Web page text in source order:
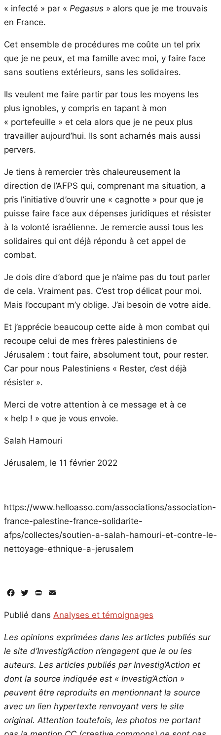
« infecté » par « Pegasus » alors que je me trouvais
en France.
Cet ensemble de procédures me coûte un tel prix
que je ne peux, et ma famille avec moi, y faire face
sans soutiens extérieurs, sans les solidaires.
Ils veulent me faire partir par tous les moyens les
plus ignobles, y compris en tapant à mon
« portefeuille » et cela alors que je ne peux plus
travailler aujourd’hui. Ils sont acharnés mais aussi
pervers.
Je tiens à remercier très chaleureusement la
direction de l’AFPS qui, comprenant ma situation, a
pris l’initiative d’ouvrir une « cagnotte » pour que je
puisse faire face aux dépenses juridiques et résister
à la volonté israélienne. Je remercie aussi tous les
solidaires qui ont déjà répondu à cet appel de
combat.
Je dois dire d’abord que je n’aime pas du tout parler
de cela. Vraiment pas. C’est trop délicat pour moi.
Mais l’occupant m’y oblige. J’ai besoin de votre aide.
Et j’apprécie beaucoup cette aide à mon combat qui
recoupe celui de mes frères palestiniens de
Jérusalem : tout faire, absolument tout, pour rester.
Car pour nous Palestiniens « Rester, c’est déjà
résister ».
Merci de votre attention à ce message et à ce
« help ! » que je vous envoie.
Salah Hamouri
Jérusalem, le 11 février 2022
https://www.helloasso.com/associations/association-
france-palestine-france-solidarite-
afps/collectes/soutien-a-salah-hamouri-et-contre-le-
nettoyage-ethnique-a-jerusalem
Facebook
TwitterPrintFriendly
Publié dans Analyses et témoignages
Les opinions exprimées dans les articles publiés sur
le site d’Investig’Action n’engagent que le ou les
auteurs. Les articles publiés par Investig’Action et
dont la source indiquée est « Investig’Action »
peuvent être reproduits en mentionnant la source
avec un lien hypertexte renvoyant vers le site
original. Attention toutefois, les photos ne portant